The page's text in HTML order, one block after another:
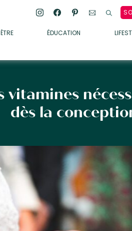
ÉDUCATION
DOUCE
vitamines
dès la